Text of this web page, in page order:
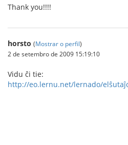
Thank you!!!!
horsto (Mostrar o perfil)
2 de setembro de 2009 15:19:10
Vidu ĉi tie:
http://eo.lernu.net/lernado/